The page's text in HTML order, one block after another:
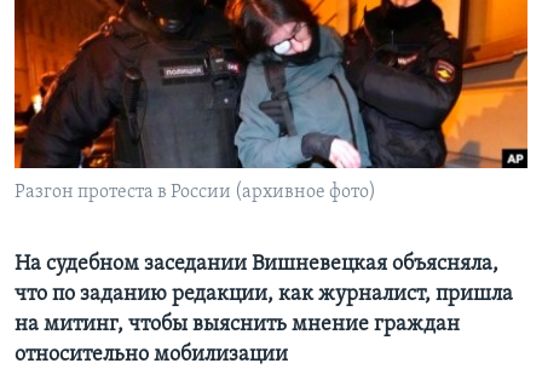
Learning English
СОЦИАЛЬНЫЕ СЕТИ
Разгон протеста в России (архивное фото)
На судебном заседании Вишневецкая объясняла,
что по заданию редакции, как журналист, пришла
на митинг, чтобы выяснить мнение граждан
относительно мобилизации